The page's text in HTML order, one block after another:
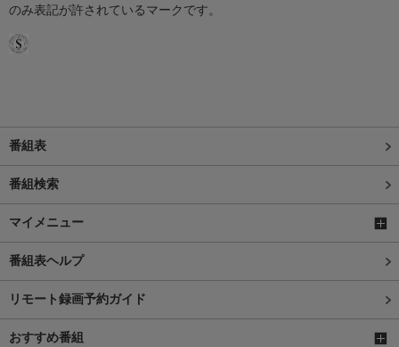
のみ表記が許されているマークです。
番組表
番組検索
マイメニュー
番組表ヘルプ
リモート録画予約ガイド
おすすめ番組